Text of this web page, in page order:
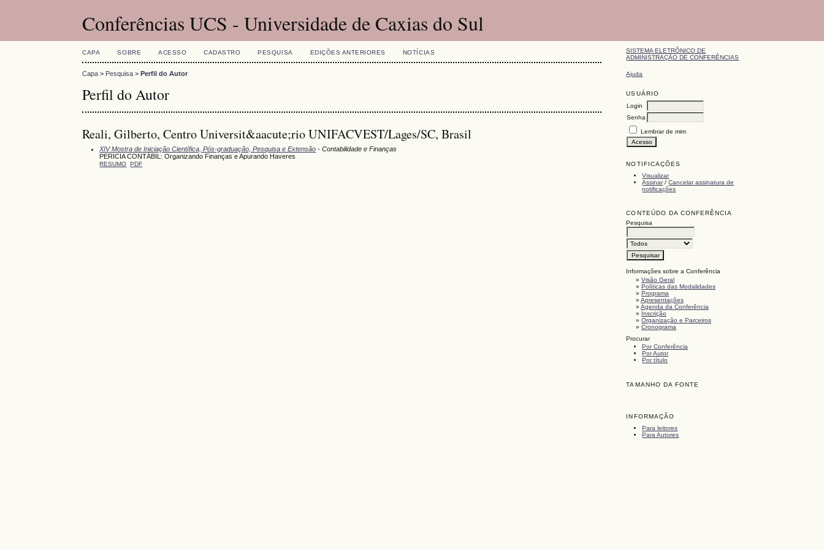
Conferências UCS - Universidade de Caxias do Sul
SISTEMA ELETRÔNICO DE
ADMINISTRAÇÃO DE CONFERÊNCIAS
Ajuda
USUÁRIO
Login
Senha
Lembrar de mim
NOTIFICAÇÕES
Visualizar
Assinar/Cancelar assinatura de
notificações
CONTEÚDO DA CONFERÊNCIA
Pesquisa
Informações sobre a Conferência
»Visão Geral
»Políticas das Modalidades
»Programa
»Apresentações
»Agenda da Conferência
» Inscrição
»Organização e Parceiros
»Cronograma
Procurar
Por Conferência
Por Autor
Por título
TAMANHO DA FONTE
INFORMAÇÃO
Para leitores
Para Autores
CAPA SOBRE ACESSO CADASTRO PESQUISA EDIÇÕES ANTERIORES NOTÍCIAS
Capa > Pesquisa >Perfil do Autor
Perfil do Autor
Reali, Gilberto, Centro Universit&aacute;rio UNIFACVEST/Lages/SC, Brasil
XIV Mostra de Iniciação Científica, Pós-graduação, Pesquisa e Extensão - Contabilidade e Finanças
PERICIA CONTÁBIL: Organizando Finanças e Apurando Haveres
RESUMO PDF